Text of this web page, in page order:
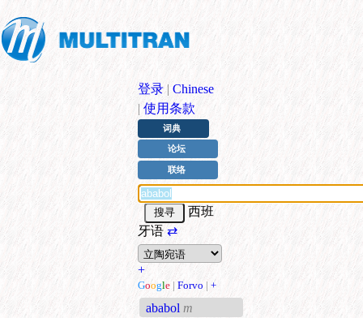
登录 | Chinese
| 使用条款
词典
论坛
联络
西班
牙语⇄
+
Google | Forvo | +
ababol m